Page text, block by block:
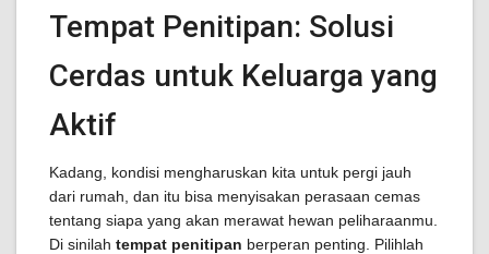
Tempat Penitipan: Solusi
Cerdas untuk Keluarga yang
Aktif
Kadang, kondisi mengharuskan kita untuk pergi jauh
dari rumah, dan itu bisa menyisakan perasaan cemas
tentang siapa yang akan merawat hewan peliharaanmu.
Di sinilah tempat penitipan berperan penting. Pilihlah